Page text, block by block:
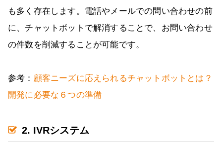
も多く存在します。電話やメールでの問い合わせの前
に、チャットボットで解消することで、お問い合わせ
の件数を削減することが可能です。
参考： 顧客ニーズに応えられるチャットボットとは？
開発に必要な６つの準備
2. IVRシステム